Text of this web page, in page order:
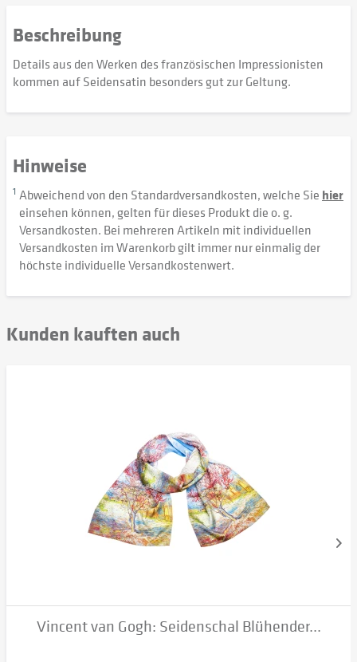
Beschreibung
Details aus den Werken des französischen Impressionisten
kommen auf Seidensatin besonders gut zur Geltung.
Hinweise
1 Abweichend von den Standardversandkosten, welche Sie hier
einsehen können, gelten für dieses Produkt die o. g.
Versandkosten. Bei mehreren Artikeln mit individuellen
Versandkosten im Warenkorb gilt immer nur einmalig der
höchste individuelle Versandkostenwert.
Kunden kauften auch
Vincent van Gogh: Seidenschal Blühender...